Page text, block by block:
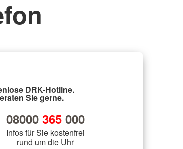
DRK-Hotline.
Sie gerne.
08000 365000
Infos für Sie kostenfrei
rund um die Uhr